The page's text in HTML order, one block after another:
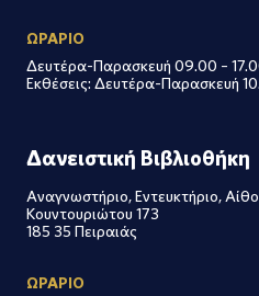
ΩΡΑΡΙΟ
Δευτέρα-Παρασκευή 09.00 –
Εκθέσεις: Δευτέρα-Παρασκευή
Δανειστική Βιβλιοθήκη
Αναγνωστήριο, Εντευκτήριο,
Κουντουριώτου 173
185 35 Πειραιάς
ΩΡΑΡΙΟ